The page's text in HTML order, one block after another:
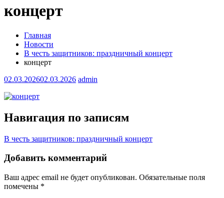
концерт
Главная
Новости
В честь защитников: праздничный концерт
концерт
02.03.202602.03.2026 admin
Навигация по записям
В честь защитников: праздничный концерт
Добавить комментарий
Ваш адрес email не будет опубликован. Обязательные поля
помечены *